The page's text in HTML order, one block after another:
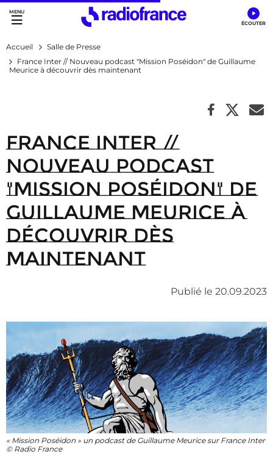
Accès direct :
Menu principal
Contenu
Accueil
Salle de Presse
France Inter // Nouveau podcast "Mission Poséidon" de Guillaume
Meurice à découvrir dès maintenant
France Inter //
Nouveau podcast
"Mission Poséidon" de
Guillaume Meurice à
découvrir dès
maintenant
Publié le 20.09.2023
« Mission Poséidon » un podcast de Guillaume Meurice sur France Inter
© Radio France